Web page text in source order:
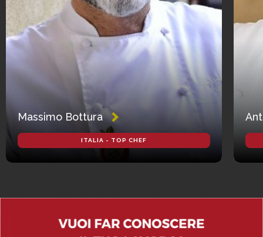
Massimo Bottura
ITALIA - TOP CHEF